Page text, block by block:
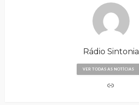
Rádio Sintonia
VER TODAS AS NOTÍCIAS